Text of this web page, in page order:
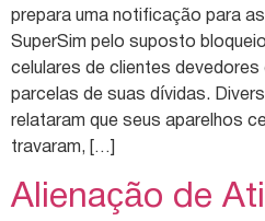
prepara uma notificação para
SuperSim pelo suposto
celulares de clientes devedores
parcelas de suas dívidas.
relataram que seus aparelhos
travaram, […]
Alienação de